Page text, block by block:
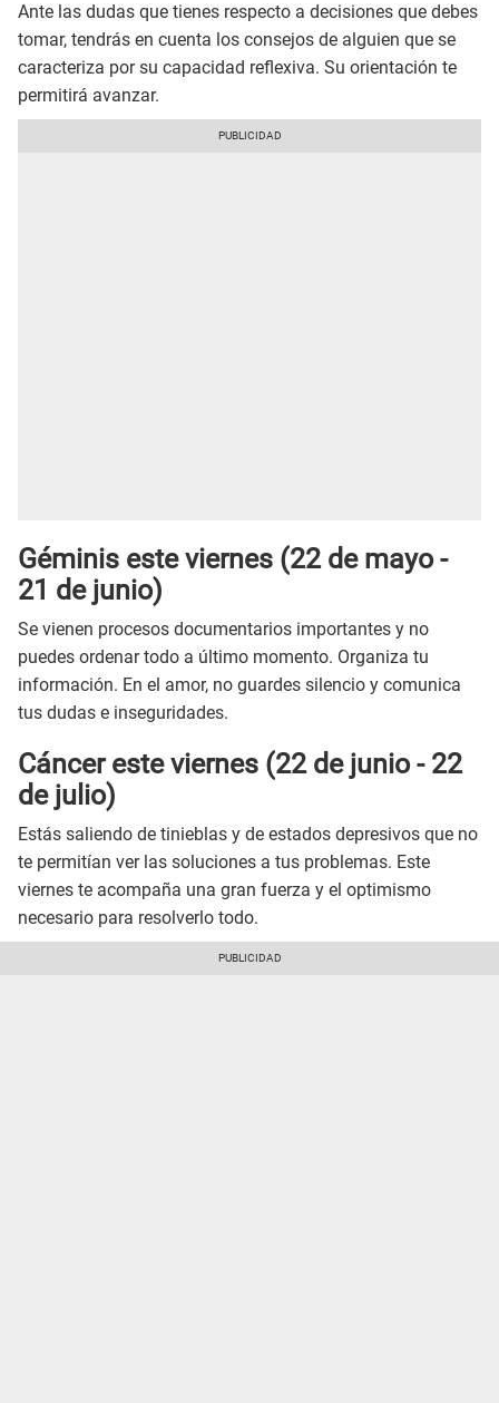
Ante las dudas que tienes respecto a decisiones que debes
tomar, tendrás en cuenta los consejos de alguien que se
caracteriza por su capacidad reflexiva. Su orientación te
permitirá avanzar.
Géminis esteviernes (22 de mayo -
21 de junio)
Se vienen procesos documentarios importantes y no
puedes ordenar todo a último momento. Organiza tu
información. En el amor, no guardes silencio y comunica
tus dudas e inseguridades.
Cáncer este viernes (22 de junio - 22
de julio)
Estás saliendo de tinieblas y de estados depresivos que no
te permitían ver las soluciones a tus problemas. Este
viernes te acompaña una gran fuerza y el optimismo
necesario para resolverlo todo.